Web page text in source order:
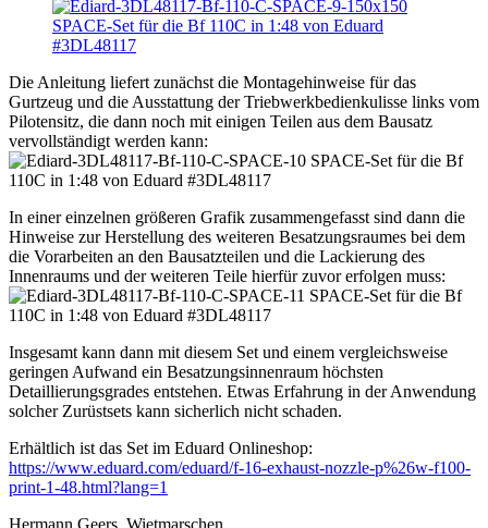
Die Anleitung liefert zunächst die Montagehinweise für das
Gurtzeug und die Ausstattung der Triebwerkbedienkulisse links vom
Pilotensitz, die dann noch mit einigen Teilen aus dem Bausatz
vervollständigt werden kann:
In einer einzelnen größeren Grafik zusammengefasst sind dann die
Hinweise zur Herstellung des weiteren Besatzungsraumes bei dem
die Vorarbeiten an den Bausatzteilen und die Lackierung des
Innenraums und der weiteren Teile hierfür zuvor erfolgen muss:
Insgesamt kann dann mit diesem Set und einem vergleichsweise
geringen Aufwand ein Besatzungsinnenraum höchsten
Detaillierungsgrades entstehen. Etwas Erfahrung in der Anwendung
solcher Zurüstsets kann sicherlich nicht schaden.
Erhältlich ist das Set im Eduard Onlineshop:
https://www.eduard.com/eduard/f-16-exhaust-nozzle-p%26w-f100-
print-1-48.html?lang=1